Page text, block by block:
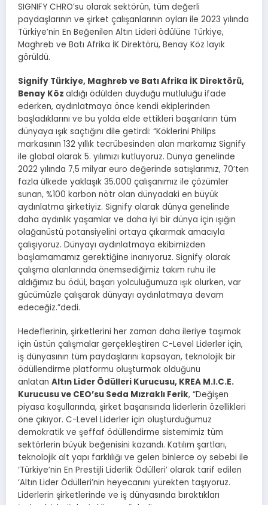
SIGNIFY CHRO’su olarak sektörün, tüm değerli
paydaşlarının ve şirket çalışanlarının oyları ile 2023 yılında
Türkiye’nin En Beğenilen Altın Lideri ödülüne Türkiye,
Maghreb ve Batı Afrika İK Direktörü, Benay Köz layık
görüldü.
Signify Türkiye, Maghreb ve Batı Afrika İK Direktörü,
Benay Köz aldığı ödülden duyduğu mutluluğu ifade
ederken, aydınlatmaya önce kendi ekiplerinden
başladıklarını ve bu yolda elde ettikleri başarıların tüm
dünyaya ışık saçtığını dile getirdi: “Köklerini Philips
markasının 132 yıllık tecrübesinden alan markamız Signify
ile global olarak 5. yılımızı kutluyoruz. Dünya genelinde
2022 yılında 7,5 milyar euro değerinde satışlarımız, 70’ten
fazla ülkede yaklaşık 35.000 çalışanımız ile çözümler
sunan, %100 karbon nötr olan dünyadaki en büyük
aydınlatma şirketiyiz. Signify olarak dünya genelinde
daha aydınlık yaşamlar ve daha iyi bir dünya için ışığın
olağanüstü potansiyelini ortaya çıkarmak amacıyla
çalışıyoruz. Dünyayı aydınlatmaya ekibimizden
başlamamamız gerektiğine inanıyoruz. Signify olarak
çalışma alanlarında önemsediğimiz takım ruhu ile
aldığımız bu ödül, başarı yolculuğumuza ışık olurken, var
gücümüzle çalışarak dünyayı aydınlatmaya devam
edeceğiz.”dedi.
Hedeflerinin, şirketlerini her zaman daha ileriye taşımak
için üstün çalışmalar gerçekleştiren C-Level Liderler için,
iş dünyasının tüm paydaşlarını kapsayan, teknolojik bir
ödüllendirme platformu oluşturmak olduğunu
anlatan Altın Lider Ödülleri Kurucusu, KREA M.I.C.E.
Kurucusu ve CEO’su Seda Mızraklı Ferik, “Değişen
piyasa koşullarında, şirket başarısında liderlerin özellikleri
öne çıkıyor. C-Level Liderler için oluşturduğumuz
demokratik ve şeffaf ödüllendirme sistemimiz tüm
sektörlerin büyük beğenisini kazandı. Katılım şartları,
teknolojik alt yapı farklılığı ve gelen binlerce oy sebebi ile
‘Türkiye’nin En Prestijli Liderlik Ödülleri’ olarak tarif edilen
‘Altın Lider Ödülleri’nin heyecanını yürekten taşıyoruz.
Liderlerin şirketlerinde ve iş dünyasında bıraktıkları